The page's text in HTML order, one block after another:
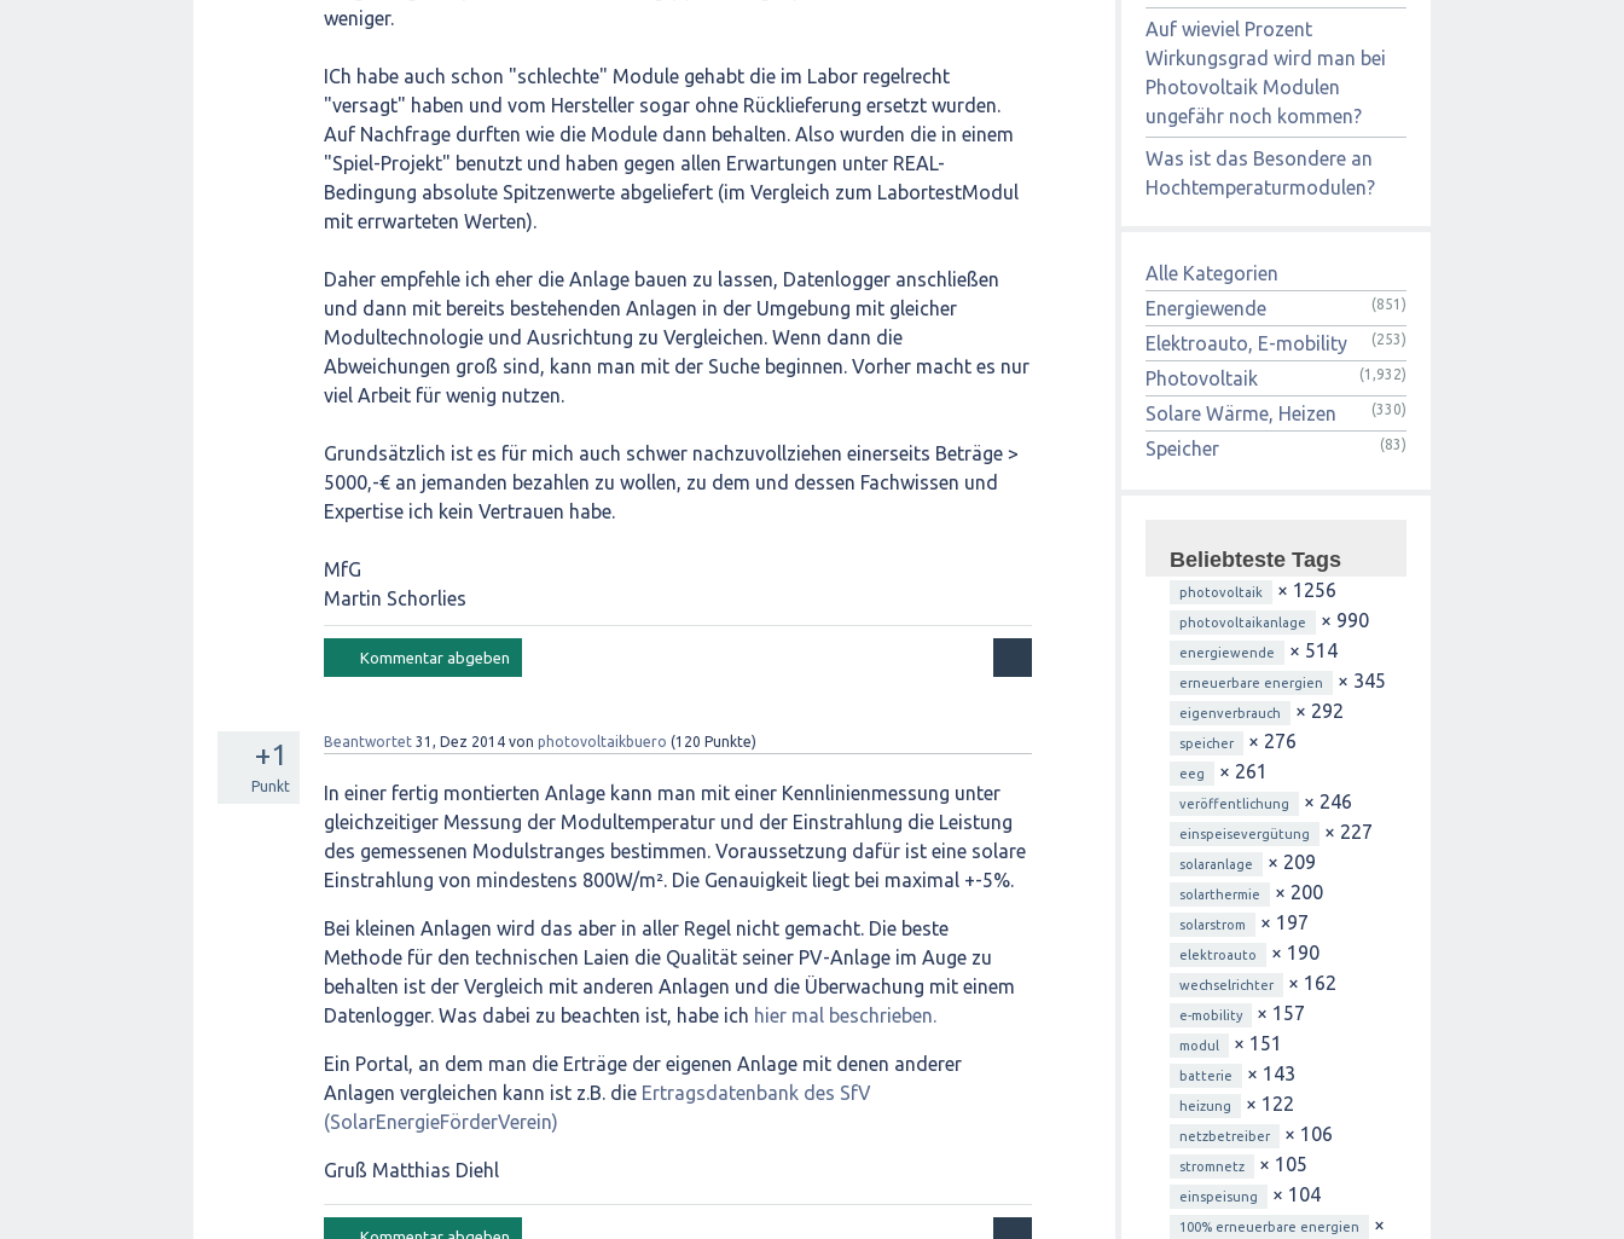
weniger.
ICh habe auch schon "schlechte" Module gehabt die im Labor regelrecht
"versagt" haben und vom Hersteller sogar ohne Rücklieferung ersetzt wurden.
Auf Nachfrage durften wie die Module dann behalten. Also wurden die in einem
"Spiel-Projekt" benutzt und haben gegen allen Erwartungen unter REAL-
Bedingung absolute Spitzenwerte abgeliefert (im Vergleich zum LabortestModul
mit errwarteten Werten).
Daher empfehle ich eher die Anlage bauen zu lassen, Datenlogger anschließen
und dann mit bereits bestehenden Anlagen in der Umgebung mit gleicher
Modultechnologie und Ausrichtung zu Vergleichen. Wenn dann die
Abweichungen groß sind, kann man mit der Suche beginnen. Vorher macht es nur
viel Arbeit für wenig nutzen.
Grundsätzlich ist es für mich auch schwer nachzuvollziehen einerseits Beträge >
5000,-€ an jemanden bezahlen zu wollen, zu dem und dessen Fachwissen und
Expertise ich kein Vertrauen habe.
MfG
Martin Schorlies
+1
Punkt
Beantwortet 31, Dez 2014 von photovoltaikbuero (120 Punkte)
In einer fertig montierten Anlage kann man mit einer Kennlinienmessung unter
gleichzeitiger Messung der Modultemperatur und der Einstrahlung die Leistung
des gemessenen Modulstranges bestimmen. Voraussetzung dafür ist eine solare
Einstrahlung von mindestens 800W/m². Die Genauigkeit liegt bei maximal +-5%.
Bei kleinen Anlagen wird das aber in aller Regel nicht gemacht. Die beste
Methode für den technischen Laien die Qualität seiner PV-Anlage im Auge zu
behalten ist der Vergleich mit anderen Anlagen und die Überwachung mit einem
Datenlogger. Was dabei zu beachten ist, habe ich hier mal beschrieben.
Ein Portal, an dem man die Erträge der eigenen Anlage mit denen anderer
Anlagen vergleichen kann ist z.B. die Ertragsdatenbank des SfV
(SolarEnergieFörderVerein)
Gruß Matthias Diehl
Auf wieviel Prozent
Wirkungsgrad wird man bei
Photovoltaik Modulen
ungefähr noch kommen?
Was ist das Besondere an
Hochtemperaturmodulen?
Alle Kategorien
Energiewende
(851)
Elektroauto, E-mobility (253)
Photovoltaik (1,932)
Solare Wärme, Heizen (330)
Speicher (83)
Beliebteste Tags
photovoltaik × 1256
photovoltaikanlage × 990
energiewende × 514
erneuerbare energien × 345
eigenverbrauch × 292
speicher × 276
eeg × 261
veröffentlichung × 246
einspeisevergütung × 227
solaranlage × 209
solarthermie × 200
solarstrom × 197
elektroauto × 190
wechselrichter × 162
e-mobility × 157
modul × 151
batterie × 143
heizung × 122
netzbetreiber × 106
stromnetz × 105
einspeisung × 104
100% erneuerbare energien
×